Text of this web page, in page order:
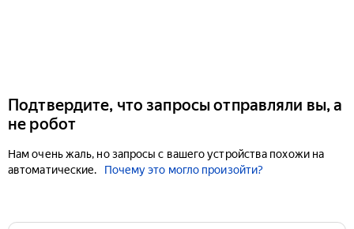
Подтвердите, что запросы отправляли вы, а
не робот
Нам очень жаль, но запросы с вашего устройства похожи на
автоматические.
Почему это могло произойти?